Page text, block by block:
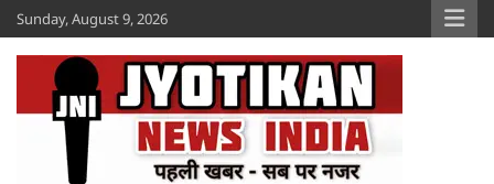
Skip
to
content
Sunday, August 9, 2026